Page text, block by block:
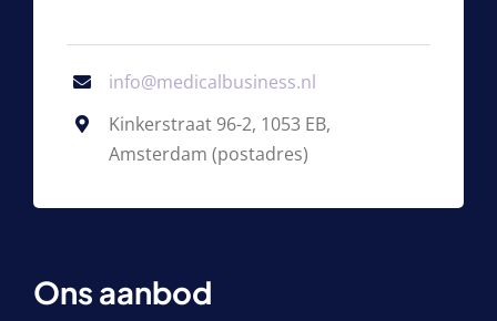
info@medicalbusiness.nl
Kinkerstraat 96-2, 1053 EB,
Amsterdam (postadres)
Ons aanbod